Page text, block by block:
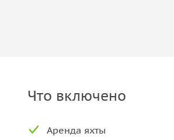
Что включено
Аренда яхты